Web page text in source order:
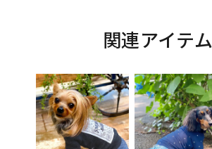
関連アイテム